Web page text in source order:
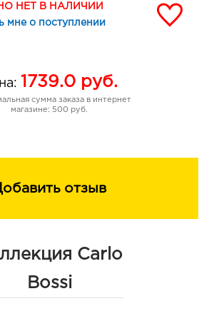
НЕТ В НАЛИЧИИ
мне о поступлении
1739.0 руб.
сумма заказа в интернет
магазине: 500 руб.
отзыв
Carlo
Bossi